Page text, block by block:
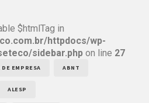
$htmlTag in
httpdocs/wp-
sidebar.php on line 27
EMPRESA ABNT
ALESP